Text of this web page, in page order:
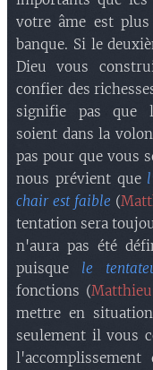
votre âme est
banque. Si le
Dieu vous
confier des
signifie pas que
soient dans la
pas pour que vous
nous prévient que
chair est faible (
tentation sera
n'aura pas été
puisque le
fonctions (
mettre en
seulement il vous